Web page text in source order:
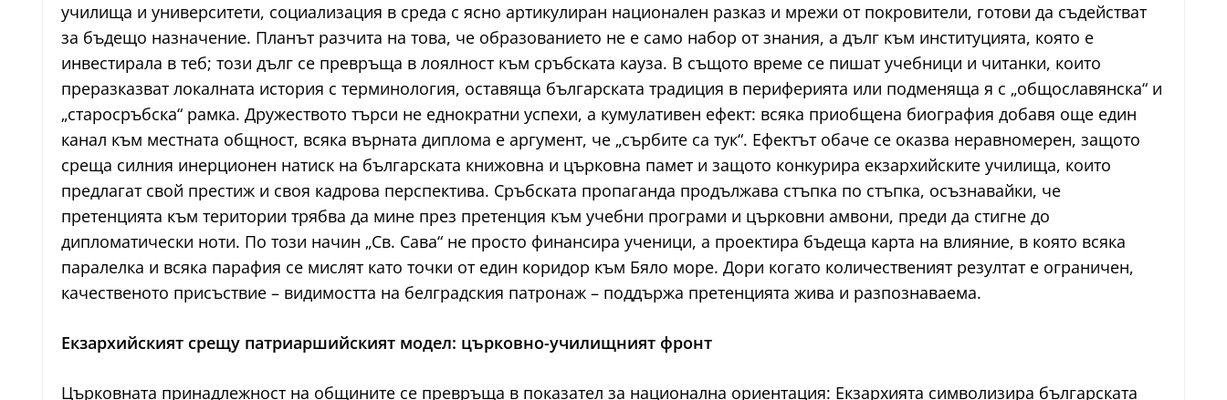
училища и университети, социализация в среда с ясно артикулиран национален разказ и мрежи от покровители, готови да съдействат
за бъдещо назначение. Планът разчита на това, че образованието не е само набор от знания, а дълг към институцията, която е
инвестирала в теб; този дълг се превръща в лоялност към сръбската кауза. В същото време се пишат учебници и читанки, които
преразказват локалната история с терминология, оставяща българската традиция в периферията или подменяща я с „общославянска“ и
„старосръбска“ рамка. Дружеството търси не еднократни успехи, а кумулативен ефект: всяка приобщена биография добавя още един
канал към местната общност, всяка върната диплома е аргумент, че „сърбите са тук“. Ефектът обаче се оказва неравномерен, защото
среща силния инерционен натиск на българската книжовна и църковна памет и защото конкурира екзархийските училища, които
предлагат свой престиж и своя кадрова перспектива. Сръбската пропаганда продължава стъпка по стъпка, осъзнавайки, че
претенцията към територии трябва да мине през претенция към учебни програми и църковни амвони, преди да стигне до
дипломатически ноти. По този начин „Св. Сава“ не просто финансира ученици, а проектира бъдеща карта на влияние, в която всяка
паралелка и всяка парафия се мислят като точки от един коридор към Бяло море. Дори когато количественият резултат е ограничен,
качественото присъствие – видимостта на белградския патронаж – поддържа претенцията жива и разпознаваема.
Екзархийският срещу патриаршийският модел: църковно-училищният фронт
Църковната принадлежност на общините се превръща в показател за национална ориентация: Екзархията символизира българската